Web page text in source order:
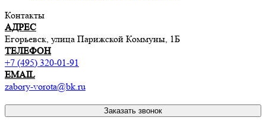
Контакты
АДРЕС
Егорьевск, улица Парижской Коммуны, 1Б
ТЕЛЕФОН
+7 (495) 320-01-91
EMAIL
zabory-vorota@bk.ru
Заказать звонок